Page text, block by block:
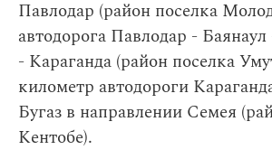
Павлодар (район поселка
автодорога Павлодар -
- Караганда (район поселка
километр автодороги
Бугаз в направлении Семея
Кентобе).